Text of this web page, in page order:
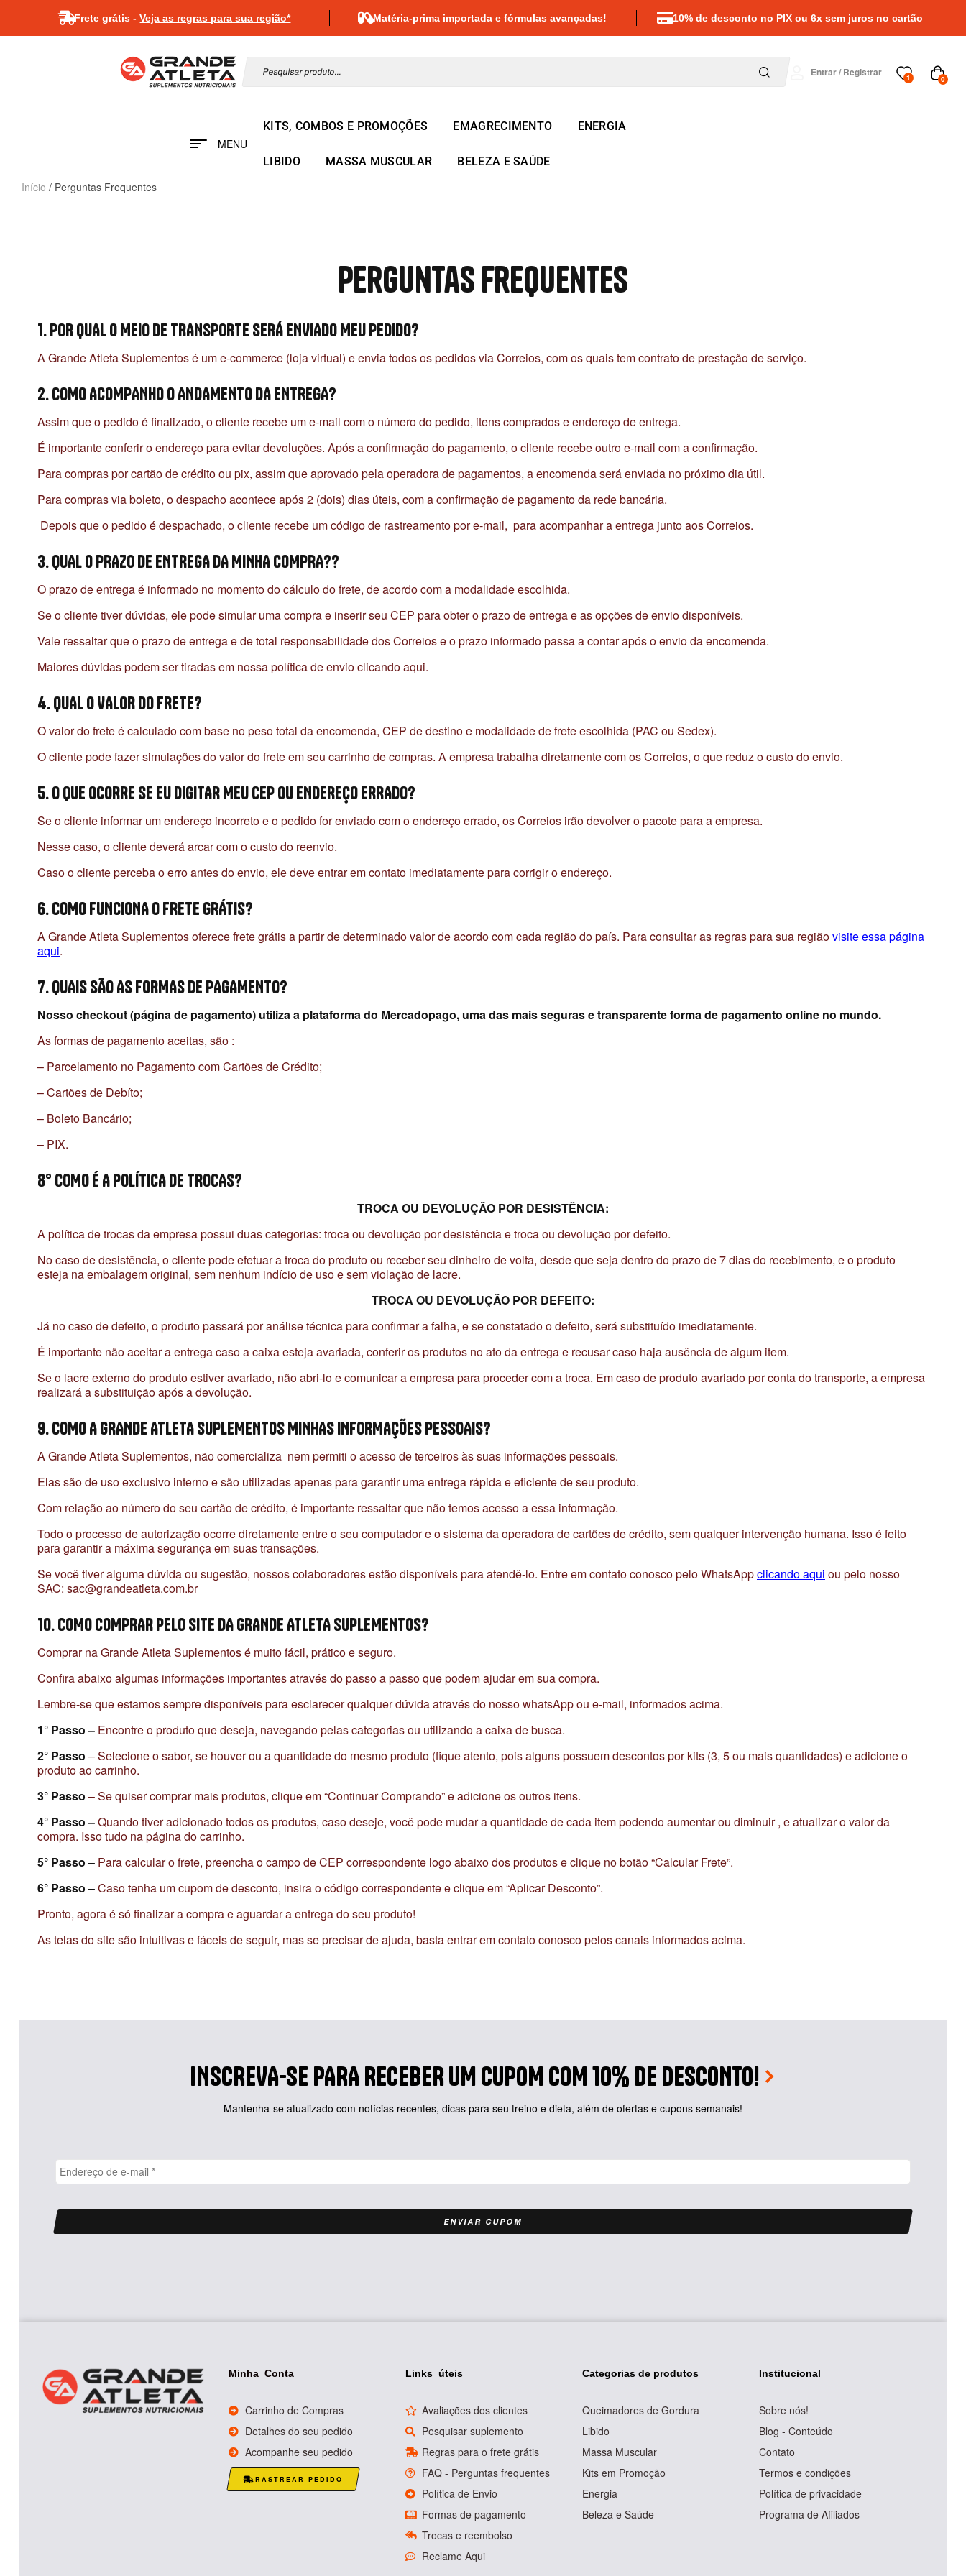
Frete grátis -Veja as regras para sua região* Matéria-prima importada e fórmulas avançadas! 10% de desconto no PIX ou 6x sem juros no cartão
Entrar / Registrar 1 0
MENU
KITS, COMBOS E PROMOÇÕES EMAGRECIMENTO ENERGIA
LIBIDO MASSA MUSCULAR BELEZA E SAÚDE
Início / Perguntas Frequentes
Perguntas Frequentes
1. POR QUAL O MEIO DE TRANSPORTE SERÁ ENVIADO MEU PEDIDO?
A Grande Atleta Suplementos é um e-commerce (loja virtual) e envia todos os pedidos via Correios, com os quais tem contrato de prestação de serviço.
2. COMO ACOMPANHO O ANDAMENTO DA ENTREGA?
Assim que o pedido é finalizado, o cliente recebe um e-mail com o número do pedido, itens comprados e endereço de entrega.
É importante conferir o endereço para evitar devoluções. Após a confirmação do pagamento, o cliente recebe outro e-mail com a confirmação.
Para compras por cartão de crédito ou pix, assim que aprovado pela operadora de pagamentos, a encomenda será enviada no próximo dia útil.
Para compras via boleto, o despacho acontece após 2 (dois) dias úteis, com a confirmação de pagamento da rede bancária.
Depois que o pedido é despachado, o cliente recebe um código de rastreamento por e-mail, para acompanhar a entrega junto aos Correios.
3. QUAL O PRAZO DE ENTREGA DA MINHA COMPRA??
O prazo de entrega é informado no momento do cálculo do frete, de acordo com a modalidade escolhida.
Se o cliente tiver dúvidas, ele pode simular uma compra e inserir seu CEP para obter o prazo de entrega e as opções de envio disponíveis.
Vale ressaltar que o prazo de entrega e de total responsabilidade dos Correios e o prazo informado passa a contar após o envio da encomenda.
Maiores dúvidas podem ser tiradas em nossa política de envio clicando aqui.
4. QUAL O VALOR DO FRETE?
O valor do frete é calculado com base no peso total da encomenda, CEP de destino e modalidade de frete escolhida (PAC ou Sedex).
O cliente pode fazer simulações do valor do frete em seu carrinho de compras. A empresa trabalha diretamente com os Correios, o que reduz o custo do envio.
5. O QUE OCORRE SE EU DIGITAR MEU CEP OU ENDEREÇO ERRADO?
Se o cliente informar um endereço incorreto e o pedido for enviado com o endereço errado, os Correios irão devolver o pacote para a empresa.
Nesse caso, o cliente deverá arcar com o custo do reenvio.
Caso o cliente perceba o erro antes do envio, ele deve entrar em contato imediatamente para corrigir o endereço.
6. COMO FUNCIONA O FRETE GRÁTIS?
A Grande Atleta Suplementos oferece frete grátis a partir de determinado valor de acordo com cada região do país. Para consultar as regras para sua regiãovisite essa página
aqui.
7. QUAIS SÃO AS FORMAS DE PAGAMENTO?
Nosso checkout (página de pagamento) utiliza a plataforma do Mercadopago, uma das mais seguras e transparente forma de pagamento online no mundo.
As formas de pagamento aceitas, são :
– Parcelamento no Pagamento com Cartões de Crédito;
– Cartões de Debíto;
– Boleto Bancário;
– PIX.
8° COMO É A POLÍTICA DE TROCAS?
TROCA OU DEVOLUÇÃO POR DESISTÊNCIA:
A política de trocas da empresa possui duas categorias: troca ou devolução por desistência e troca ou devolução por defeito.
No caso de desistência, o cliente pode efetuar a troca do produto ou receber seu dinheiro de volta, desde que seja dentro do prazo de 7 dias do recebimento, e o produto
esteja na embalagem original, sem nenhum indício de uso e sem violação de lacre.
TROCA OU DEVOLUÇÃO POR DEFEITO:
Já no caso de defeito, o produto passará por análise técnica para confirmar a falha, e se constatado o defeito, será substituído imediatamente.
É importante não aceitar a entrega caso a caixa esteja avariada, conferir os produtos no ato da entrega e recusar caso haja ausência de algum item.
Se o lacre externo do produto estiver avariado, não abri-lo e comunicar a empresa para proceder com a troca. Em caso de produto avariado por conta do transporte, a empresa
realizará a substituição após a devolução.
9. COMO A GRANDE ATLETA SUPLEMENTOS MINHAS INFORMAÇÕES PESSOAIS?
A Grande Atleta Suplementos, não comercializa nem permiti o acesso de terceiros às suas informações pessoais.
Elas são de uso exclusivo interno e são utilizadas apenas para garantir uma entrega rápida e eficiente de seu produto.
Com relação ao número do seu cartão de crédito, é importante ressaltar que não temos acesso a essa informação.
Todo o processo de autorização ocorre diretamente entre o seu computador e o sistema da operadora de cartões de crédito, sem qualquer intervenção humana. Isso é feito
para garantir a máxima segurança em suas transações.
Se você tiver alguma dúvida ou sugestão, nossos colaboradores estão disponíveis para atendê-lo. Entre em contato conosco pelo WhatsAppclicando aqui ou pelo nosso
SAC: sac@grandeatleta.com.br
10. COMO COMPRAR PELO SITE DA GRANDE ATLETA SUPLEMENTOS?
Comprar na Grande Atleta Suplementos é muito fácil, prático e seguro.
Confira abaixo algumas informações importantes através do passo a passo que podem ajudar em sua compra.
Lembre-se que estamos sempre disponíveis para esclarecer qualquer dúvida através do nosso whatsApp ou e-mail, informados acima.
1° Passo – Encontre o produto que deseja, navegando pelas categorias ou utilizando a caixa de busca.
2° Passo – Selecione o sabor, se houver ou a quantidade do mesmo produto (fique atento, pois alguns possuem descontos por kits (3, 5 ou mais quantidades) e adicione o
produto ao carrinho.
3° Passo – Se quiser comprar mais produtos, clique em “Continuar Comprando” e adicione os outros itens.
4° Passo –Quando tiver adicionado todos os produtos, caso deseje, você pode mudar a quantidade de cada item podendo aumentar ou diminuir , e atualizar o valor da
compra. Isso tudo na página do carrinho.
5° Passo – Para calcular o frete, preencha o campo de CEP correspondente logo abaixo dos produtos e clique no botão “Calcular Frete”.
6° Passo –Caso tenha um cupom de desconto, insira o código correspondente e clique em “Aplicar Desconto”.
Pronto, agora é só finalizar a compra e aguardar a entrega do seu produto!
As telas do site são intuitivas e fáceis de seguir, mas se precisar de ajuda, basta entrar em contato conosco pelos canais informados acima.
INSCREVA-SE PARA RECEBER UM CUPOM COM 10% DE DESCONTO!
Mantenha-se atualizado com notícias recentes, dicas para seu treino e dieta, além de ofertas e cupons semanais!
Minha Conta
Carrinho de Compras
Detalhes do seu pedido
Acompanhe seu pedido
RASTREAR PEDIDO
Links úteis
Avaliações dos clientes
Pesquisar suplemento
Regras para o frete grátis
FAQ - Perguntas frequentes
Política de Envio
Formas de pagamento
Trocas e reembolso
Reclame Aqui
Categorias de produtos
Queimadores de Gordura
Libido
Massa Muscular
Kits em Promoção
Energia
Beleza e Saúde
Institucional
Sobre nós!
Blog - Conteúdo
Contato
Termos e condições
Política de privacidade
Programa de Afiliados